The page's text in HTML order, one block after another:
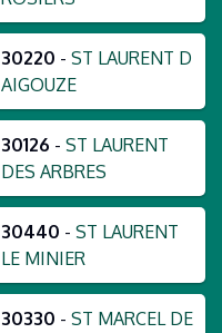
30220 - ST LAURENT D
AIGOUZE
30126 - ST LAURENT
DES ARBRES
30440 - ST LAURENT
LE MINIER
30330 - ST MARCEL DE